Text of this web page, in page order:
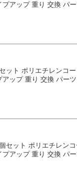
アップ 重り 交換 パ
ット ポリエチレンコ
ップ 重り 交換 パー
セット ポリエチレン
アップ 重り 交換 パ